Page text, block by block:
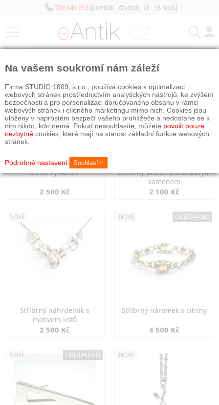
736 646 913(pondělí - čtvrtek, 13 - 18 hod.)
Stříbrný flakon
2 500 Kč
Stříbrný prsten s oranžovým
kamenem
2 100 Kč
NOVÉ
Stříbrný náhrdelník s
motivem listů
2 500 Kč
NOVÉ OBJEDNÁNO
Stříbrný náramek s citríny
4 500 Kč
NOVÉ OBJEDNÁNO NOVÉ
Na vašem soukromí nám záleží
Firma STUDIO 1809, s.r.o., používá cookies k optimalizaci
webových stránek prostřednictvím analytických nástrojů, ke zvýšení
bezpečnosti a pro personalizaci doručovaného obsahu v rámci
webových stránek i cíleného marketingu mimo nich. Cookies jsou
uloženy v naprostém bezpečí vašeho prohlížeče a nedostane se k
nim nikdo, kdo nemá. Pokud nesouhlasíte, můžete povolit pouze
nezbytné cookies, které mají na starost základní funkce webových
stránek.
Podrobné nastavení Souhlasím